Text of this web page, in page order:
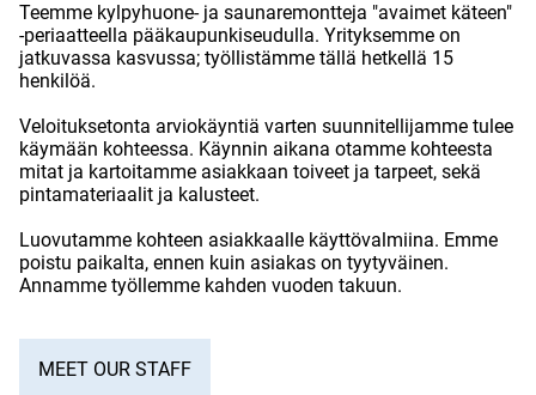
Teemme kylpyhuone- ja saunaremontteja "avaimet käteen"
-periaatteella pääkaupunkiseudulla. Yrityksemme on
jatkuvassa kasvussa; työllistämme tällä hetkellä 15
henkilöä.
Veloituksetonta arviokäyntiä varten suunnitellijamme tulee
käymään kohteessa. Käynnin aikana otamme kohteesta
mitat ja kartoitamme asiakkaan toiveet ja tarpeet, sekä
pintamateriaalit ja kalusteet.
Luovutamme kohteen asiakkaalle käyttövalmiina. Emme
poistu paikalta, ennen kuin asiakas on tyytyväinen.
Annamme työllemme kahden vuoden takuun.
MEET OUR STAFF